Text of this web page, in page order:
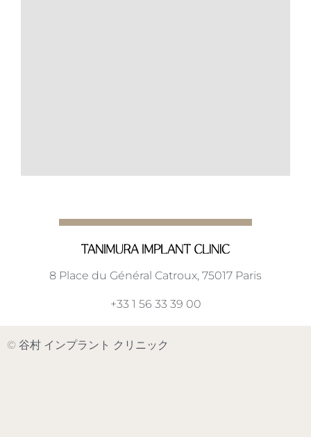
8 Place du Général Catroux, 75017 Paris
+33 1 56 33 39 00
© 谷村 インプラント クリニック